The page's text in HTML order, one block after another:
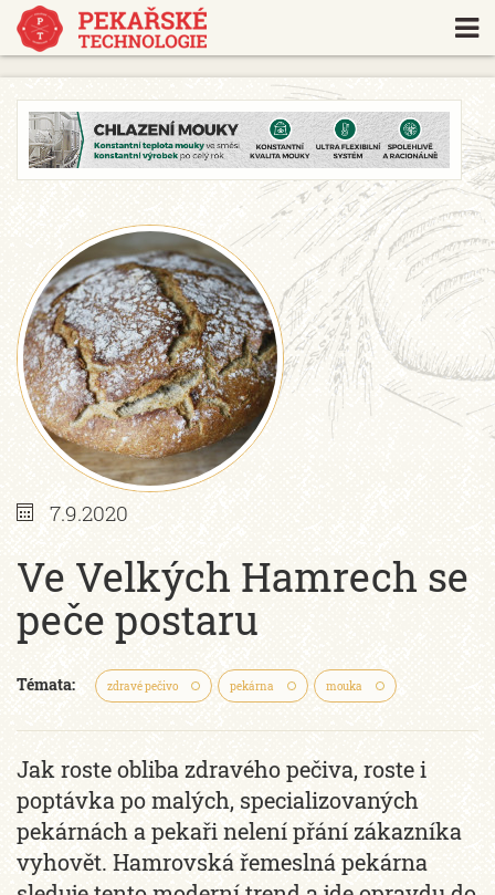
https://www.traditionrolex.com/18
7.9.2020
Ve Velkých Hamrech se
peče postaru
Témata: zdravé pečivo pekárna mouka
Jak roste obliba zdravého pečiva, roste i
poptávka po malých, specializovaných
pekárnách a pekaři nelení přání zákazníka
vyhovět. Hamrovská řemeslná pekárna